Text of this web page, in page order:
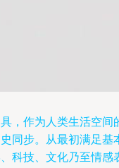
，作为人类生活空间
同步。从最初满足基
科技、文化乃至情感